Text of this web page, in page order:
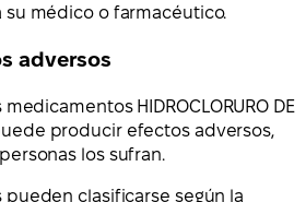
médico o farmacéutico.
adversos
HIDROCLORURO DE
puede producir efectos adversos,
los sufran.
pueden clasificarse según la